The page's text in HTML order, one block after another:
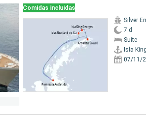
Comidas incluidas
Silver
7 d
Suite
Isla
07/11/